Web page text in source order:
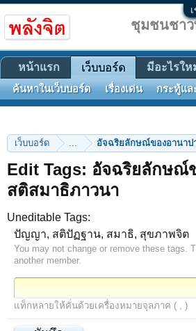
เว็บบอร์ด ... อัจฉริยลักษณ์ของอานาป
Edit Tags: อัจฉริยลักษณ์
สติสมาธิภาวนา
Uneditable Tags:
ปัญญา, สติปัฏฐาน, สมาธิ, สุขภาพจิต
You may not change or remove these tags.
another member.
แท็กหลายให้คั่นด้วยเครื่องหมายจุลภาค ( , )
ชุมชนชา
หน้าแรก เว็บบอร์ด
ค้นหาในเว็บบอร์ด เรื่องเด่น กระทู้แ
มีอะไรให